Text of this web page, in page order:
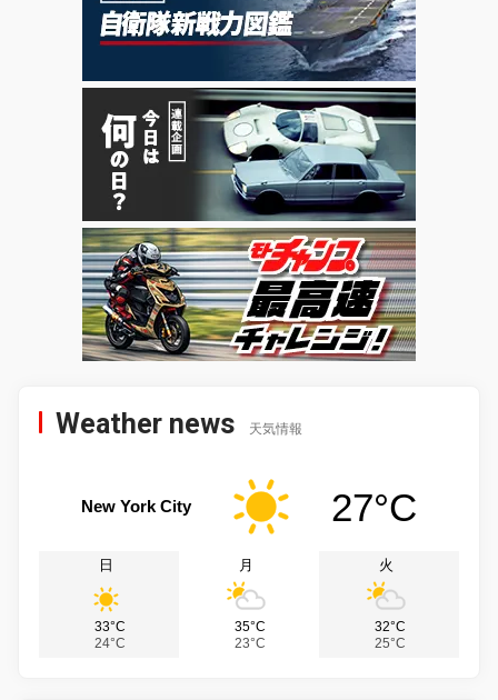
Weather news 天気情報
New York City 27°C
日
33°C
24°C
月
35°C
23°C
火
32°C
25°C